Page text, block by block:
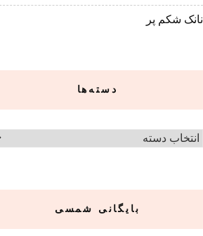
نانک شکم پر
دسته‌ها
دسته‌ها
بایگانی شمسی